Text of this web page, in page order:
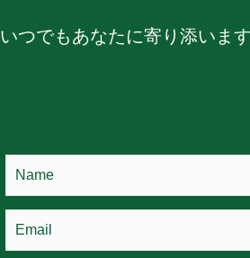
いつでもあなたに寄り添いま